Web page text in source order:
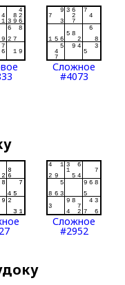
Сложное
#4073
Сложное
#2952